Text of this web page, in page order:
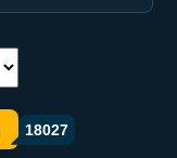
18027